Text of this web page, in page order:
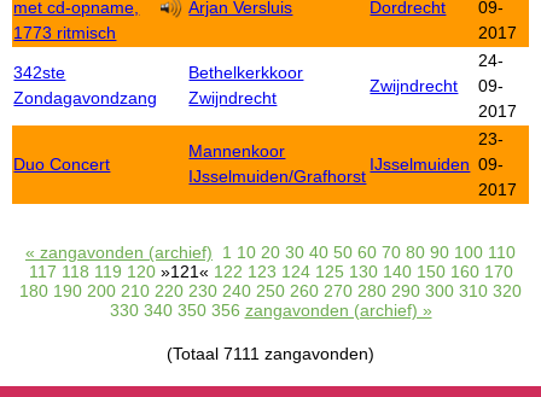
met cd-opname,
1773 ritmisch
Arjan Versluis Dordrecht
09-
2017
342ste
Zondagavondzang
Bethelkerkkoor
Zwijndrecht
Zwijndrecht
24-
09-
2017
Duo Concert
Mannenkoor
IJsselmuiden/Grafhorst
IJsselmuiden
23-
09-
2017
« zangavonden (archief) 1 10 20 30 40 50 60 70 80 90 100 110
117 118 119 120 »121« 122 123 124 125 130 140 150 160 170
180 190 200 210 220 230 240 250 260 270 280 290 300 310 320
330 340 350 356 zangavonden (archief) »
(Totaal 7111 zangavonden)